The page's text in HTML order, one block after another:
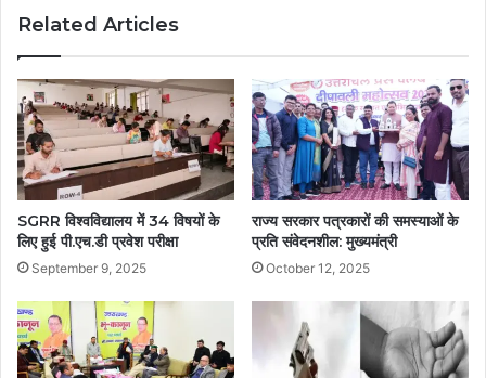
Related Articles
SGRR विश्वविद्यालय में 34 विषयों के
लिए हुई पी.एच.डी प्रवेश परीक्षा
September 9, 2025
राज्य सरकार पत्रकारों की समस्याओं के
प्रति संवेदनशील: मुख्यमंत्री
October 12, 2025